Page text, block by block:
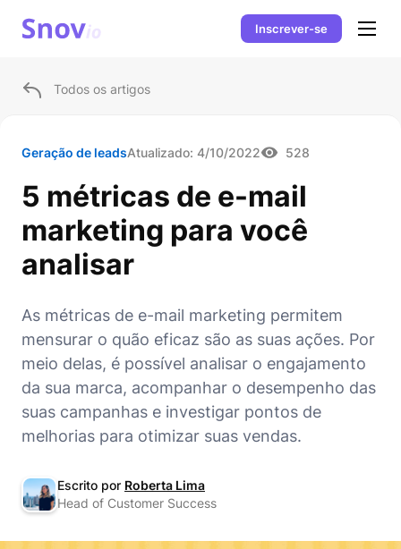
Inscrever-se
Todos os artigos
Geração de leadsAtualizado: 4/10/2022 528
5 métricas de e-mail
marketing para você
analisar
As métricas de e-mail marketing permitem
mensurar o quão eficaz são as suas ações. Por
meio delas, é possível analisar o engajamento
da sua marca, acompanhar o desempenho das
suas campanhas e investigar pontos de
melhorias para otimizar suas vendas.
Escrito por Roberta Lima
Head of Customer Success